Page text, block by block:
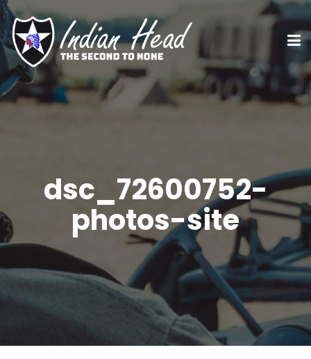
dsc_72600752-
photos-site